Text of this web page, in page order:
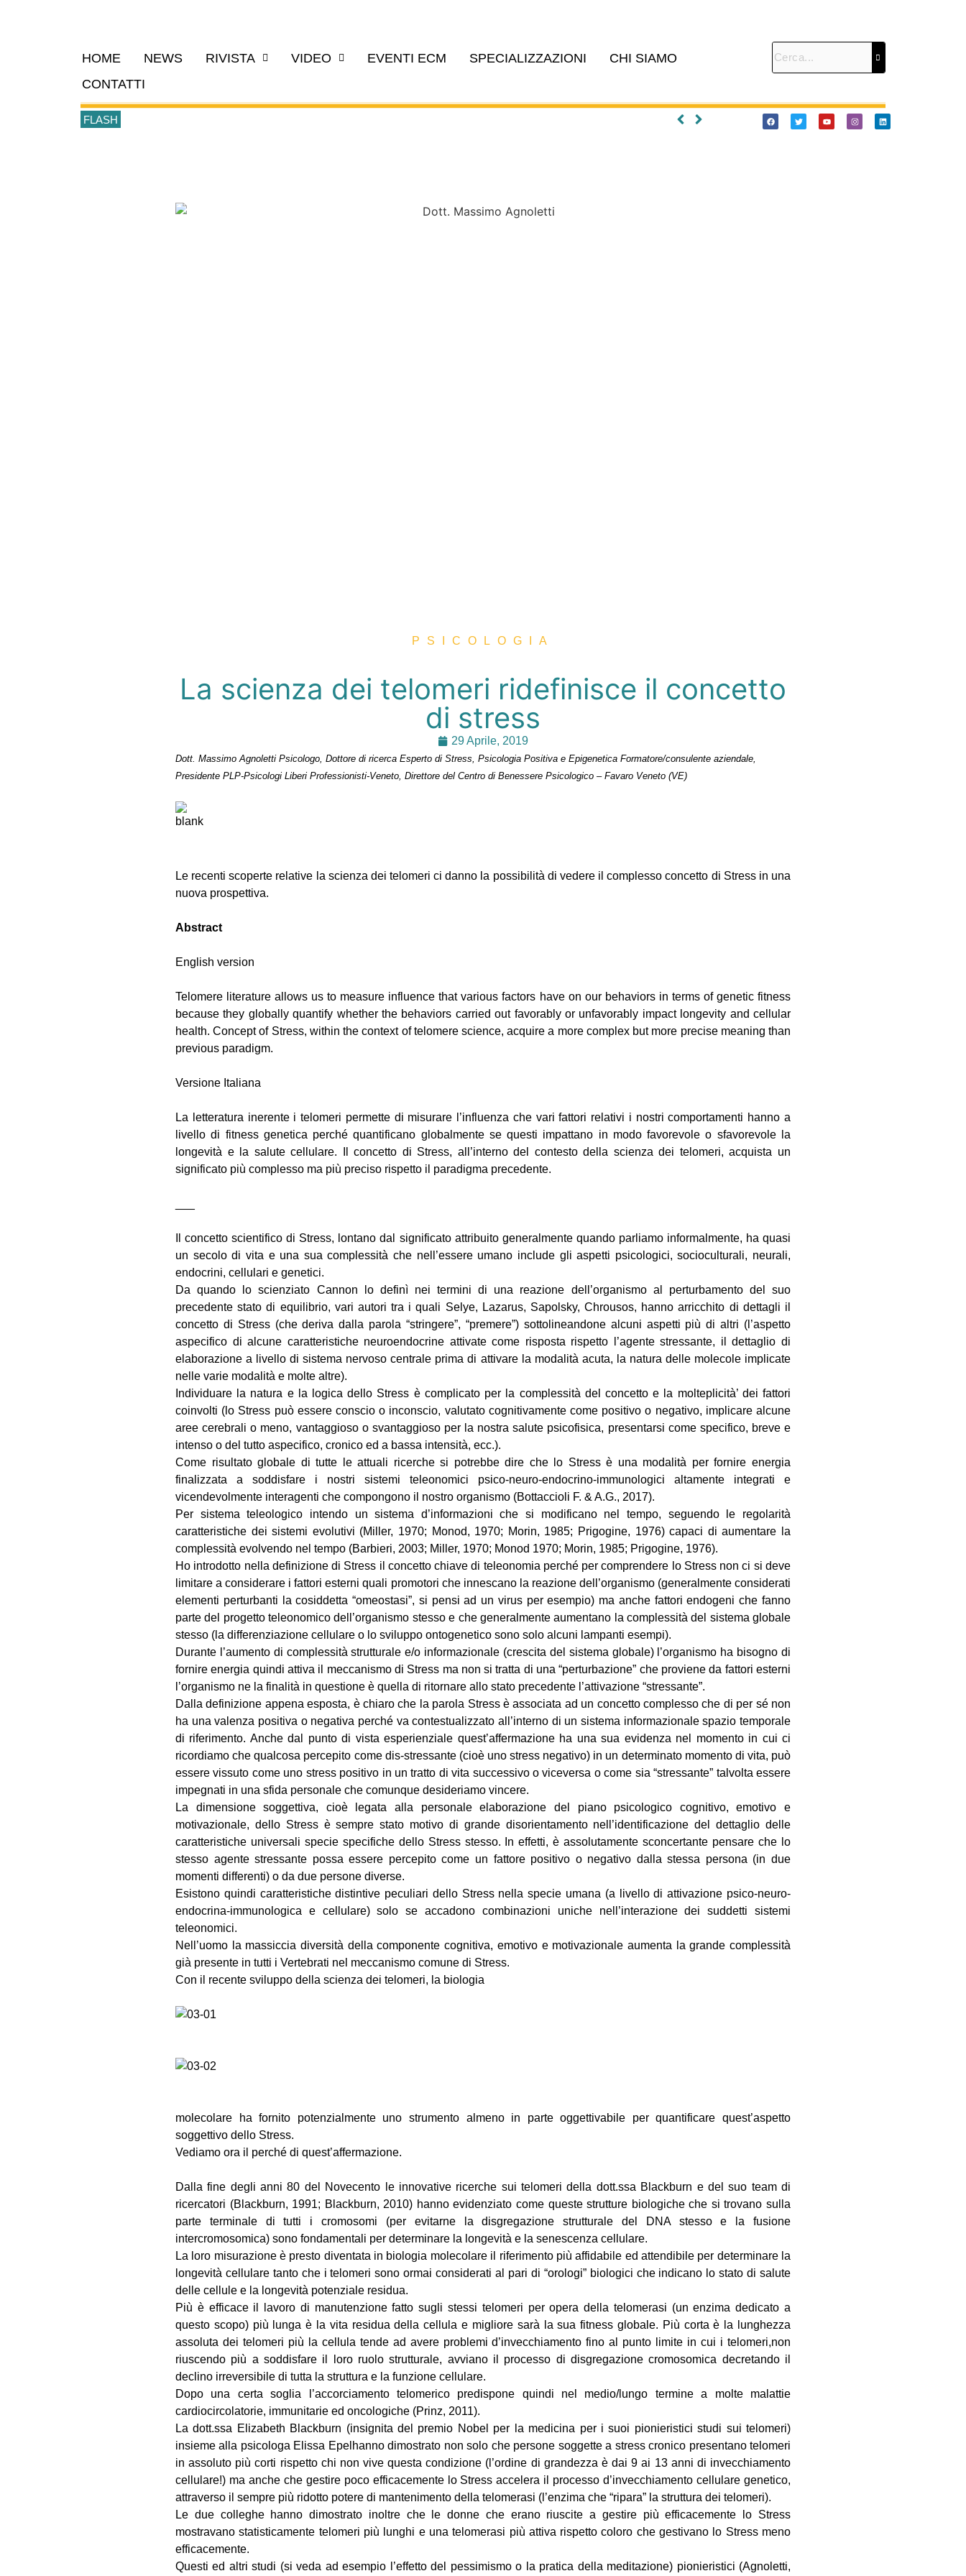
HOME NEWS RIVISTA VIDEO EVENTI ECM SPECIALIZZAZIONI
CHI SIAMO
CONTATTI
FLASH
PSICOLOGIA
La scienza dei telomeri ridefinisce il concetto
di stress
29 Aprile, 2019
Dott. Massimo Agnoletti Psicologo, Dottore di ricerca Esperto di Stress, Psicologia Positiva e Epigenetica Formatore/consulente aziendale,
Presidente PLP-Psicologi Liberi Professionisti-Veneto, Direttore del Centro di Benessere Psicologico – Favaro Veneto (VE)
Le recenti scoperte relative la scienza dei telomeri ci danno la possibilità di vedere il complesso concetto di Stress in una
nuova prospettiva.
Abstract
English version
Telomere literature allows us to measure influence that various factors have on our behaviors in terms of genetic fitness
because they globally quantify whether the behaviors carried out favorably or unfavorably impact longevity and cellular
health. Concept of Stress, within the context of telomere science, acquire a more complex but more precise meaning than
previous paradigm.
Versione Italiana
La letteratura inerente i telomeri permette di misurare l’influenza che vari fattori relativi i nostri comportamenti hanno a
livello di fitness genetica perché quantificano globalmente se questi impattano in modo favorevole o sfavorevole la
longevità e la salute cellulare. Il concetto di Stress, all’interno del contesto della scienza dei telomeri, acquista un
significato più complesso ma più preciso rispetto il paradigma precedente.
Il concetto scientifico di Stress, lontano dal significato attribuito generalmente quando parliamo informalmente, ha quasi
un secolo di vita e una sua complessità che nell’essere umano include gli aspetti psicologici, socioculturali, neurali,
endocrini, cellulari e genetici.
Da quando lo scienziato Cannon lo definì nei termini di una reazione dell’organismo al perturbamento del suo
precedente stato di equilibrio, vari autori tra i quali Selye, Lazarus, Sapolsky, Chrousos, hanno arricchito di dettagli il
concetto di Stress (che deriva dalla parola “stringere”, “premere”) sottolineandone alcuni aspetti più di altri (l’aspetto
aspecifico di alcune caratteristiche neuroendocrine attivate come risposta rispetto l’agente stressante, il dettaglio di
elaborazione a livello di sistema nervoso centrale prima di attivare la modalità acuta, la natura delle molecole implicate
nelle varie modalità e molte altre).
Individuare la natura e la logica dello Stress è complicato per la complessità del concetto e la molteplicità’ dei fattori
coinvolti (lo Stress può essere conscio o inconscio, valutato cognitivamente come positivo o negativo, implicare alcune
aree cerebrali o meno, vantaggioso o svantaggioso per la nostra salute psicofisica, presentarsi come specifico, breve e
intenso o del tutto aspecifico, cronico ed a bassa intensità, ecc.).
Come risultato globale di tutte le attuali ricerche si potrebbe dire che lo Stress è una modalità per fornire energia
finalizzata a soddisfare i nostri sistemi teleonomici psico-neuro-endocrino-immunologici altamente integrati e
vicendevolmente interagenti che compongono il nostro organismo (Bottaccioli F. & A.G., 2017).
Per sistema teleologico intendo un sistema d’informazioni che si modificano nel tempo, seguendo le regolarità
caratteristiche dei sistemi evolutivi (Miller, 1970; Monod, 1970; Morin, 1985; Prigogine, 1976) capaci di aumentare la
complessità evolvendo nel tempo (Barbieri, 2003; Miller, 1970; Monod 1970; Morin, 1985; Prigogine, 1976).
Ho introdotto nella definizione di Stress il concetto chiave di teleonomia perché per comprendere lo Stress non ci si deve
limitare a considerare i fattori esterni quali promotori che innescano la reazione dell’organismo (generalmente considerati
elementi perturbanti la cosiddetta “omeostasi”, si pensi ad un virus per esempio) ma anche fattori endogeni che fanno
parte del progetto teleonomico dell’organismo stesso e che generalmente aumentano la complessità del sistema globale
stesso (la differenziazione cellulare o lo sviluppo ontogenetico sono solo alcuni lampanti esempi).
Durante l’aumento di complessità strutturale e/o informazionale (crescita del sistema globale) l’organismo ha bisogno di
fornire energia quindi attiva il meccanismo di Stress ma non si tratta di una “perturbazione” che proviene da fattori esterni
l’organismo ne la finalità in questione è quella di ritornare allo stato precedente l’attivazione “stressante”.
Dalla definizione appena esposta, è chiaro che la parola Stress è associata ad un concetto complesso che di per sé non
ha una valenza positiva o negativa perché va contestualizzato all’interno di un sistema informazionale spazio temporale
di riferimento. Anche dal punto di vista esperienziale quest’affermazione ha una sua evidenza nel momento in cui ci
ricordiamo che qualcosa percepito come dis-stressante (cioè uno stress negativo) in un determinato momento di vita, può
essere vissuto come uno stress positivo in un tratto di vita successivo o viceversa o come sia “stressante” talvolta essere
impegnati in una sfida personale che comunque desideriamo vincere.
La dimensione soggettiva, cioè legata alla personale elaborazione del piano psicologico cognitivo, emotivo e
motivazionale, dello Stress è sempre stato motivo di grande disorientamento nell’identificazione del dettaglio delle
caratteristiche universali specie specifiche dello Stress stesso. In effetti, è assolutamente sconcertante pensare che lo
stesso agente stressante possa essere percepito come un fattore positivo o negativo dalla stessa persona (in due
momenti differenti) o da due persone diverse.
Esistono quindi caratteristiche distintive peculiari dello Stress nella specie umana (a livello di attivazione psico-neuro-
endocrina-immunologica e cellulare) solo se accadono combinazioni uniche nell’interazione dei suddetti sistemi
teleonomici.
Nell’uomo la massiccia diversità della componente cognitiva, emotivo e motivazionale aumenta la grande complessità
già presente in tutti i Vertebrati nel meccanismo comune di Stress.
Con il recente sviluppo della scienza dei telomeri, la biologia
molecolare ha fornito potenzialmente uno strumento almeno in parte oggettivabile per quantificare quest’aspetto
soggettivo dello Stress.
Vediamo ora il perché di quest’affermazione.
Dalla fine degli anni 80 del Novecento le innovative ricerche sui telomeri della dott.ssa Blackburn e del suo team di
ricercatori (Blackburn, 1991; Blackburn, 2010) hanno evidenziato come queste strutture biologiche che si trovano sulla
parte terminale di tutti i cromosomi (per evitarne la disgregazione strutturale del DNA stesso e la fusione
intercromosomica) sono fondamentali per determinare la longevità e la senescenza cellulare.
La loro misurazione è presto diventata in biologia molecolare il riferimento più affidabile ed attendibile per determinare la
longevità cellulare tanto che i telomeri sono ormai considerati al pari di “orologi” biologici che indicano lo stato di salute
delle cellule e la longevità potenziale residua.
Più è efficace il lavoro di manutenzione fatto sugli stessi telomeri per opera della telomerasi (un enzima dedicato a
questo scopo) più lunga è la vita residua della cellula e migliore sarà la sua fitness globale. Più corta è la lunghezza
assoluta dei telomeri più la cellula tende ad avere problemi d’invecchiamento fino al punto limite in cui i telomeri,non
riuscendo più a soddisfare il loro ruolo strutturale, avviano il processo di disgregazione cromosomica decretando il
declino irreversibile di tutta la struttura e la funzione cellulare.
Dopo una certa soglia l’accorciamento telomerico predispone quindi nel medio/lungo termine a molte malattie
cardiocircolatorie, immunitarie ed oncologiche (Prinz, 2011).
La dott.ssa Elizabeth Blackburn (insignita del premio Nobel per la medicina per i suoi pionieristici studi sui telomeri)
insieme alla psicologa Elissa Epelhanno dimostrato non solo che persone soggette a stress cronico presentano telomeri
in assoluto più corti rispetto chi non vive questa condizione (l’ordine di grandezza è dai 9 ai 13 anni di invecchiamento
cellulare!) ma anche che gestire poco efficacemente lo Stress accelera il processo d’invecchiamento cellulare genetico,
attraverso il sempre più ridotto potere di mantenimento della telomerasi (l’enzima che “ripara” la struttura dei telomeri).
Le due colleghe hanno dimostrato inoltre che le donne che erano riuscite a gestire più efficacemente lo Stress
mostravano statisticamente telomeri più lunghi e una telomerasi più attiva rispetto coloro che gestivano lo Stress meno
efficacemente.
Questi ed altri studi (si veda ad esempio l’effetto del pessimismo o la pratica della meditazione) pionieristici (Agnoletti,